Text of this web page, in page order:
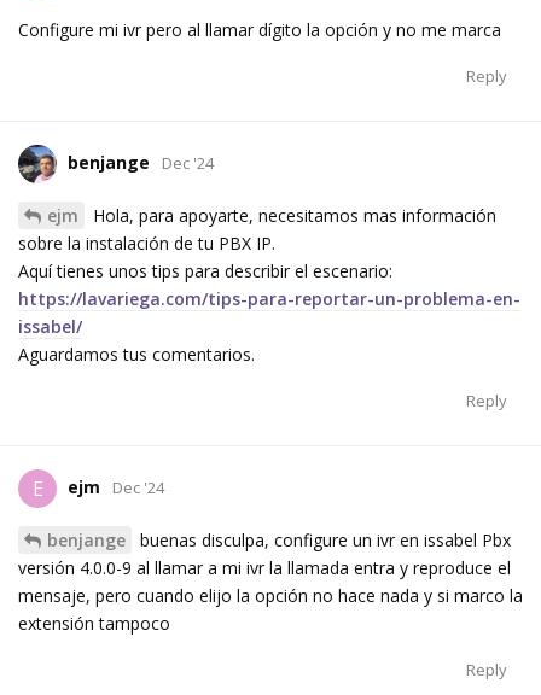
Configure mi ivr pero al llamar dígito la opción y no me marca
Reply
benjange Dec '24
ejm
Hola, para apoyarte, necesitamos mas información
sobre la instalación de tu PBX IP.
Aquí tienes unos tips para describir el escenario:
https://lavariega.com/tips-para-reportar-un-problema-en-
issabel/
Aguardamos tus comentarios.
Reply
E ejm Dec '24
benjange
buenas disculpa, configure un ivr en issabel Pbx
versión 4.0.0-9 al llamar a mi ivr la llamada entra y reproduce el
mensaje, pero cuando elijo la opción no hace nada y si marco la
extensión tampoco
Reply